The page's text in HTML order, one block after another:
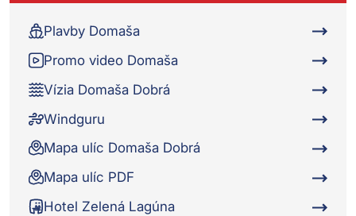
Plavby Domaša
Promo video Domaša
Vízia Domaša Dobrá
Windguru
Mapa ulíc Domaša Dobrá
Mapa ulíc PDF
Hotel Zelená Lagúna